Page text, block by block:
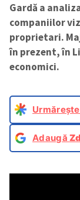
Gardă a
companiilor
proprietari.
în prezent, în
economici.
Urmărește
Adaugă